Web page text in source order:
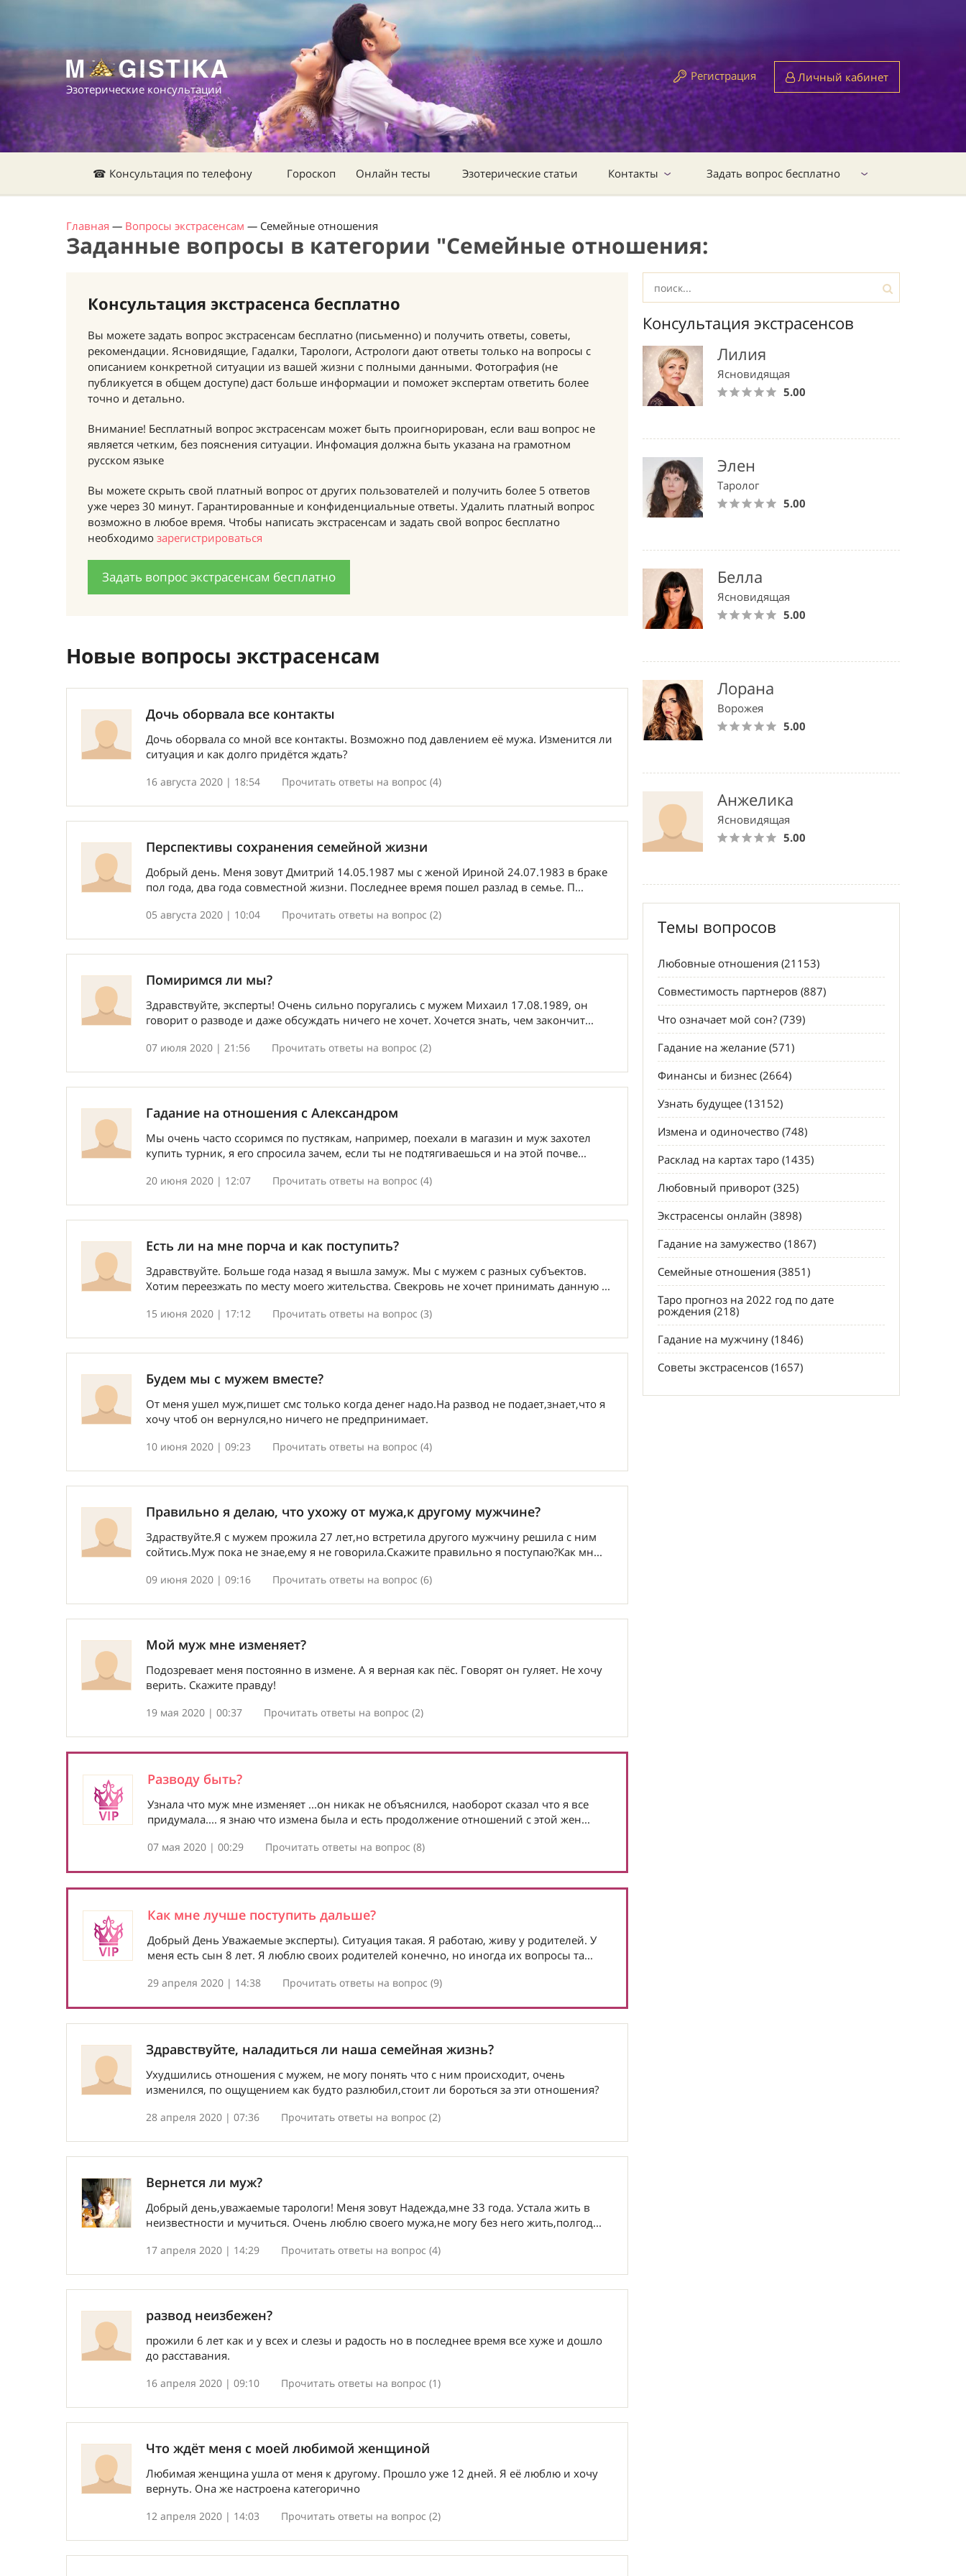
Эзотерические консультации
Регистрация Личный кабинет
☎ Консультация по телефону Гороскоп Онлайн тесты Эзотерические статьи Контакты Задать вопрос бесплатно
Главная — Вопросы экстрасенсам — Семейные отношения
Заданные вопросы в категории "Семейные отношения:
Консультация экстрасенса бесплатно
Вы можете задать вопрос экстрасенсам бесплатно (письменно) и получить ответы, советы,
рекомендации. Ясновидящие, Гадалки, Тарологи, Астрологи дают ответы только на вопросы с
описанием конкретной ситуации из вашей жизни с полными данными. Фотография (не
публикуется в общем доступе) даст больше информации и поможет экспертам ответить более
точно и детально.
Внимание! Бесплатный вопрос экстрасенсам может быть проигнорирован, если ваш вопрос не
является четким, без пояснения ситуации. Инфомация должна быть указана на грамотном
русском языке
Вы можете скрыть свой платный вопрос от других пользователей и получить более 5 ответов
уже через 30 минут. Гарантированные и конфиденциальные ответы. Удалить платный вопрос
возможно в любое время. Чтобы написать экстрасенсам и задать свой вопрос бесплатно
необходимо зарегистрироваться
Задать вопрос экстрасенсам бесплатно
Новые вопросы экстрасенсам
Дочь оборвала все контакты
Дочь оборвала со мной все контакты. Возможно под давлением её мужа. Изменится ли
ситуация и как долго придётся ждать?
16 августа 2020 | 18:54 Прочитать ответы на вопрос (4)
Перспективы сохранения семейной жизни
Добрый день. Меня зовут Дмитрий 14.05.1987 мы с женой Ириной 24.07.1983 в браке
пол года, два года совместной жизни. Последнее время пошел разлад в семье. П...
05 августа 2020 | 10:04 Прочитать ответы на вопрос (2)
Помиримся ли мы?
Здравствуйте, эксперты! Очень сильно поругались с мужем Михаил 17.08.1989, он
говорит о разводе и даже обсуждать ничего не хочет. Хочется знать, чем закончит...
07 июля 2020 | 21:56 Прочитать ответы на вопрос (2)
Гадание на отношения с Александром
Мы очень часто ссоримся по пустякам, например, поехали в магазин и муж захотел
купить турник, я его спросила зачем, если ты не подтягиваешься и на этой почве...
20 июня 2020 | 12:07 Прочитать ответы на вопрос (4)
Есть ли на мне порча и как поступить?
Здравствуйте. Больше года назад я вышла замуж. Мы с мужем с разных субъектов.
Хотим переезжать по месту моего жительства. Свекровь не хочет принимать данную ...
15 июня 2020 | 17:12 Прочитать ответы на вопрос (3)
Будем мы с мужем вместе?
От меня ушел муж,пишет смс только когда денег надо.На развод не подает,знает,что я
хочу чтоб он вернулся,но ничего не предпринимает.
10 июня 2020 | 09:23 Прочитать ответы на вопрос (4)
Правильно я делаю, что ухожу от мужа,к другому мужчине?
Здраствуйте.Я с мужем прожила 27 лет,но встретила другого мужчину решила с ним
сойтись.Муж пока не знае,ему я не говорила.Скажите правильно я поступаю?Как мн...
09 июня 2020 | 09:16 Прочитать ответы на вопрос (6)
Мой муж мне изменяет?
Подозревает меня постоянно в измене. А я верная как пёс. Говорят он гуляет. Не хочу
верить. Скажите правду!
19 мая 2020 | 00:37 Прочитать ответы на вопрос (2)
Разводу быть?
Узнала что муж мне изменяет ...он никак не объяснился, наоборот сказал что я все
придумала.... я знаю что измена была и есть продолжение отношений с этой жен...
07 мая 2020 | 00:29 Прочитать ответы на вопрос (8)
Как мне лучше поступить дальше?
Добрый День Уважаемые эксперты). Ситуация такая. Я работаю, живу у родителей. У
меня есть сын 8 лет. Я люблю своих родителей конечно, но иногда их вопросы та...
29 апреля 2020 | 14:38 Прочитать ответы на вопрос (9)
Здравствуйте, наладиться ли наша семейная жизнь?
Ухудшились отношения с мужем, не могу понять что с ним происходит, очень
изменился, по ощущением как будто разлюбил,стоит ли бороться за эти отношения?
28 апреля 2020 | 07:36 Прочитать ответы на вопрос (2)
Вернется ли муж?
Добрый день,уважаемые тарологи! Меня зовут Надежда,мне 33 года. Устала жить в
неизвестности и мучиться. Очень люблю своего мужа,не могу без него жить,полгод...
17 апреля 2020 | 14:29 Прочитать ответы на вопрос (4)
развод неизбежен?
прожили 6 лет как и у всех и слезы и радость но в последнее время все хуже и дошло
до расставания.
16 апреля 2020 | 09:10 Прочитать ответы на вопрос (1)
Что ждёт меня с моей любимой женщиной
Любимая женщина ушла от меня к другому. Прошло уже 12 дней. Я её люблю и хочу
вернуть. Она же настроена категорично
12 апреля 2020 | 14:03 Прочитать ответы на вопрос (2)
Консультация экстрасенсов
Лилия
Ясновидящая
5.00
Элен
Таролог
5.00
Белла
Ясновидящая
5.00
Лорана
Ворожея
5.00
Анжелика
Ясновидящая
5.00
Темы вопросов
Любовные отношения (21153)
Совместимость партнеров (887)
Что означает мой сон? (739)
Гадание на желание (571)
Финансы и бизнес (2664)
Узнать будущее (13152)
Измена и одиночество (748)
Расклад на картах таро (1435)
Любовный приворот (325)
Экстрасенсы онлайн (3898)
Гадание на замужество (1867)
Семейные отношения (3851)
Таро прогноз на 2022 год по дате
рождения (218)
Гадание на мужчину (1846)
Советы экстрасенсов (1657)